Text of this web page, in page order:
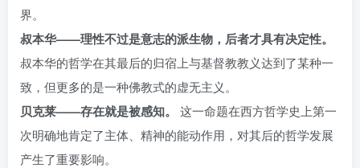
界。
叔本华——理性不过是意志的派生物，后者才具有决定性。
叔本华的哲学在其最后的归宿上与基督教教义达到了某种一
致，但更多的是一种佛教式的虚无主义。
贝克莱——存在就是被感知。 这一命题在西方哲学史上第一
次明确地肯定了主体、精神的能动作用，对其后的哲学发展
产生了重要影响。